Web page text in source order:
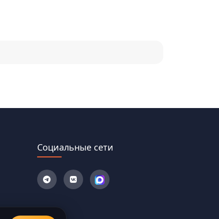
Социальные сети